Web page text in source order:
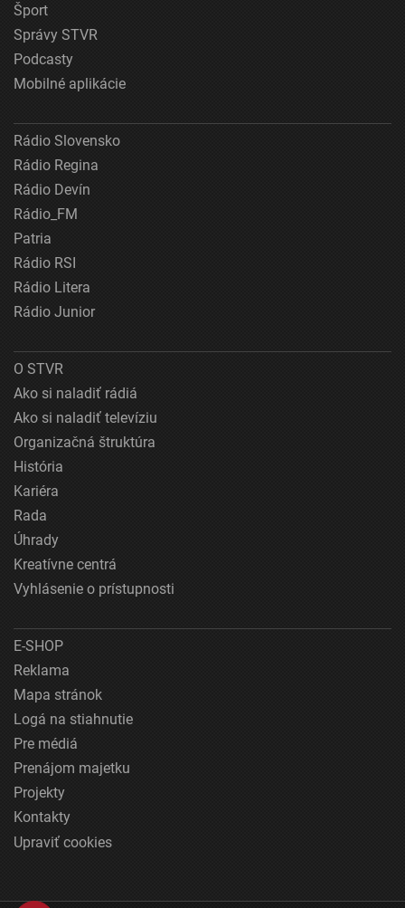
Šport
Správy STVR
Podcasty
Mobilné aplikácie
Rádio Slovensko
Rádio Regina
Rádio Devín
Rádio_FM
Patria
Rádio RSI
Rádio Litera
Rádio Junior
O STVR
Ako si naladiť rádiá
Ako si naladiť televíziu
Organizačná štruktúra
História
Kariéra
Rada
Úhrady
Kreatívne centrá
Vyhlásenie o prístupnosti
E-SHOP
Reklama
Mapa stránok
Logá na stiahnutie
Pre médiá
Prenájom majetku
Projekty
Kontakty
Upraviť cookies